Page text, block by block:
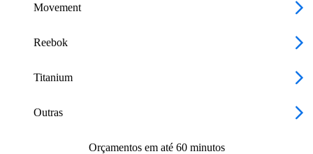
Movement
Reebok
Titanium
Outras
Orçamentos em até 60 minutos